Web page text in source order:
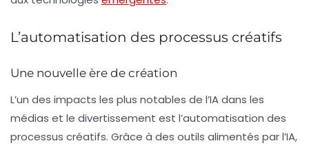
L’automatisation des processus créatifs
Une nouvelle ère de création
L’un des impacts les plus notables de l’IA dans les
médias et le divertissement est l’automatisation des
processus créatifs. Grâce à des outils alimentés par l’IA,